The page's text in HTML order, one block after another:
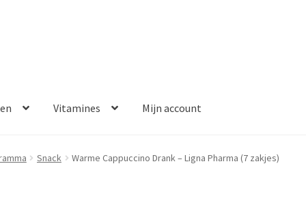
Vitamines Mijn account
Disclaimer Klantenservice My account Over ons
Snack Warme Cappuccino Drank – Ligna Pharma (7 zakjes)